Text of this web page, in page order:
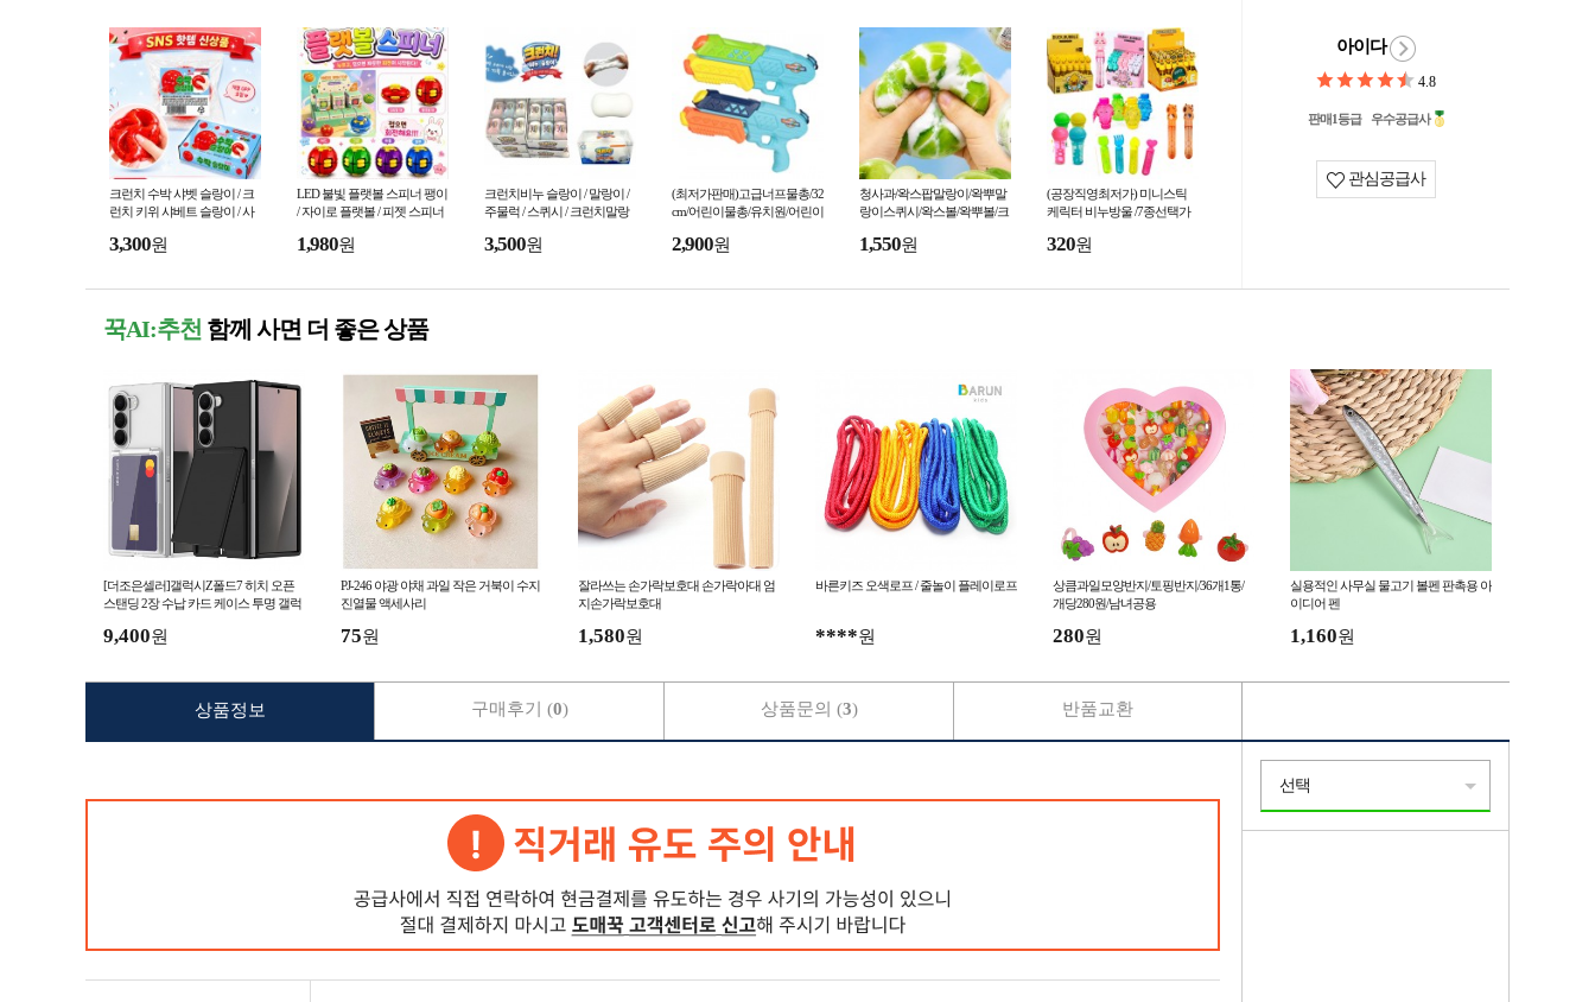
크런치 수박 샤벳 슬랑이 / 크
런치 키위 샤베트 슬랑이 / 사
3,300원
LED 불빛 플랫볼 스피너 팽이
/ 자이로 플랫볼 / 피젯 스피너
1,980원
크런치비누 슬랑이 / 말랑이 /
주물럭 / 스퀴시 / 크런치말랑
젯토이
3,500원
(최저가판매)고급너프물총/32
cm/어린이물총/유치원/어린이
2,900원
청사과/왁스팝말랑이/왁뿌말
랑이스퀴시/왁스볼/왁뿌볼/크
크림 말랑이
1,550원
(공장직영최저가) 미니스틱
케릭터 비누방울 /7종선택가
비눗방울 /여름/kc인증
320원
아이다
4.8
판매1등급 우수공급사
관심공급사
꾹AI:추천 함께 사면 더 좋은 상품
[더조은셀러]갤럭시Z폴드7 히치 오픈
스탠딩 2장 수납 카드 케이스 투명 갤럭
9,400원
PJ-246 야광 야채 과일 작은 거북이 수지
진열물 액세사리
75원
잘라쓰는 손가락보호대 손가락아대 엄
지손가락보호대
1,580원
바른키즈 오색로프 / 줄놀이 플레이로프
****원
상큼과일모양반지/토핑반지/36개1통/
개당280원/남녀공용
280원
실용적인 사무실 물고기 볼펜 판촉용 아
이디어 펜
1,160원
상품정보 구매후기 (0) 상품문의 (3) 반품교환
선택